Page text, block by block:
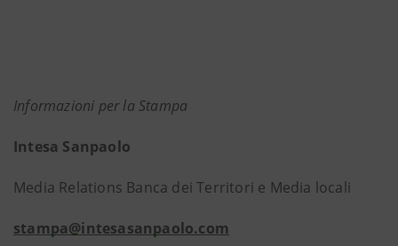
Informazioni per la Stampa
Intesa Sanpaolo
Media Relations Banca dei Territori e Media locali
stampa@intesasanpaolo.com